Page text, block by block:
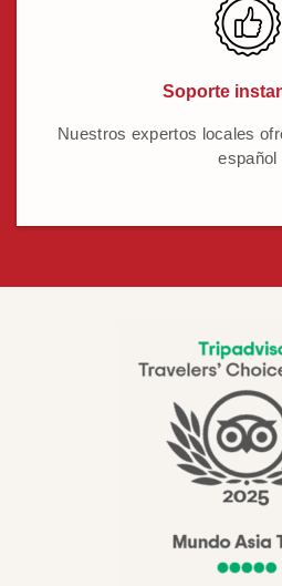
Soporte
Nuestros expertos locales
español